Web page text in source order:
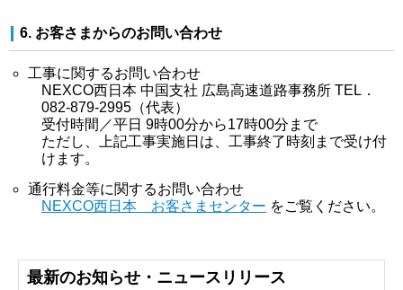
6. お客さまからのお問い合わせ
工事に関するお問い合わせ
NEXCO西日本 中国支社 広島高速道路事務所 TEL．
082-879-2995（代表）
受付時間／平日 9時00分から17時00分まで
ただし、上記工事実施日は、工事終了時刻まで受け付
けます。
通行料金等に関するお問い合わせ
NEXCO西日本 お客さまセンター をご覧ください。
最新のお知らせ・ニュースリリース